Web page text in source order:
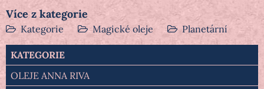
Více z kategorie
Kategorie Magické oleje Planetární
KATEGORIE
OLEJE ANNA RIVA